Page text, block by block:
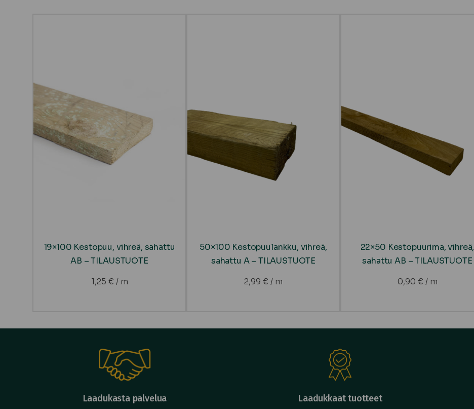
19×100 Kestopuu, vihreä, sahattu
AB – TILAUSTUOTE
1,25 € / m
50×100 Kestopuulankku, vihreä,
sahattu A – TILAUSTUOTE
2,99 € / m
22×50 Kestopuurima, vihreä,
sahattu AB – TILAUSTUOTE
0,90 € / m
Laadukasta palvelua Laadukkaat tuotteet